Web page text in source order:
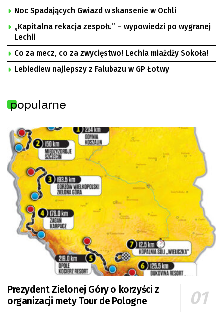
Noc Spadających Gwiazd w skansenie w Ochli
„Kapitalna rekacja zespołu” – wypowiedzi po wygranej
Lechii
Co za mecz, co za zwycięstwo! Lechia miażdży Sokoła!
Lebiediew najlepszy z Falubazu w GP Łotwy
popularne
Prezydent Zielonej Góry o korzyści z
organizacji mety Tour de Pologne